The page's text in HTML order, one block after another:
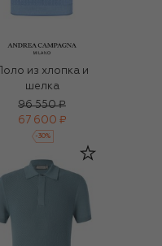
Поло из хлопка и
шелка
96 550 ₽
67 600 ₽
-30%